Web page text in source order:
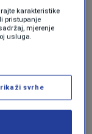
i Hercegovine
Džekom
pred
navijača Bosne
bit će
karakteristike
pristupanje
mjerenje
usluga.
svrhe